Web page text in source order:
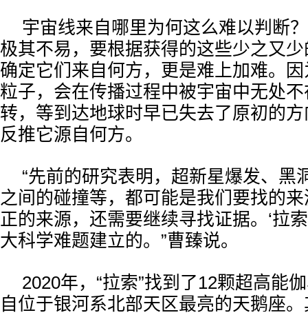
宇宙线来自哪里为何这么难以判断
极其不易，要根据获得的这些少之又
确定它们来自何方，更是难上加难。
粒子，会在传播过程中被宇宙中无处
转，等到达地球时早已失去了原初的
反推它源自何方。
“先前的研究表明，超新星爆发、黑
之间的碰撞等，都可能是我们要找的
正的来源，还需要继续寻找证据。‘拉
大科学难题建立的。”曹臻说。
2020年，“拉索”找到了12颗超高能
自位于银河系北部天区最亮的天鹅座